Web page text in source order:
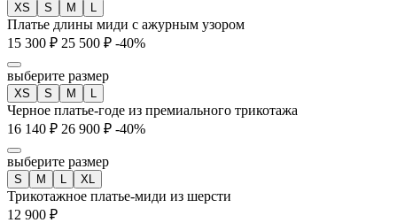
XS S M L
Платье длины миди с ажурным узором
15 300 ₽ 25 500 ₽ -40%
выберите размер
XS S M L
Черное платье-годе из премиального трикотажа
16 140 ₽ 26 900 ₽ -40%
выберите размер
S M L XL
Трикотажное платье-миди из шерсти
12 900 ₽